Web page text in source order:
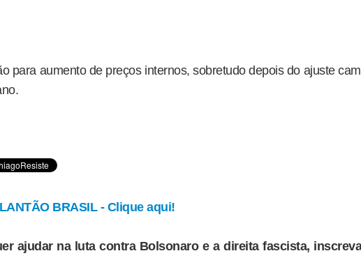
para aumento de preços internos, sobretudo depois do ajuste
BRASIL - Clique aqui!
ajudar na luta contra Bolsonaro e a direita fascista,